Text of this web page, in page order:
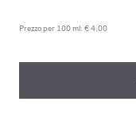
Prezzo per 100 ml: € 4,00